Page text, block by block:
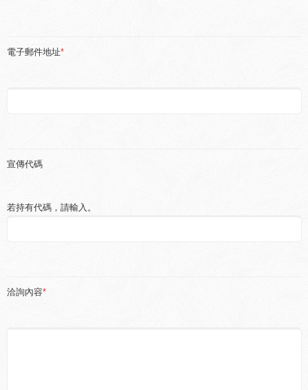
電子郵件地址*
宣傳代碼
若持有代碼，請輸入。
洽詢內容*